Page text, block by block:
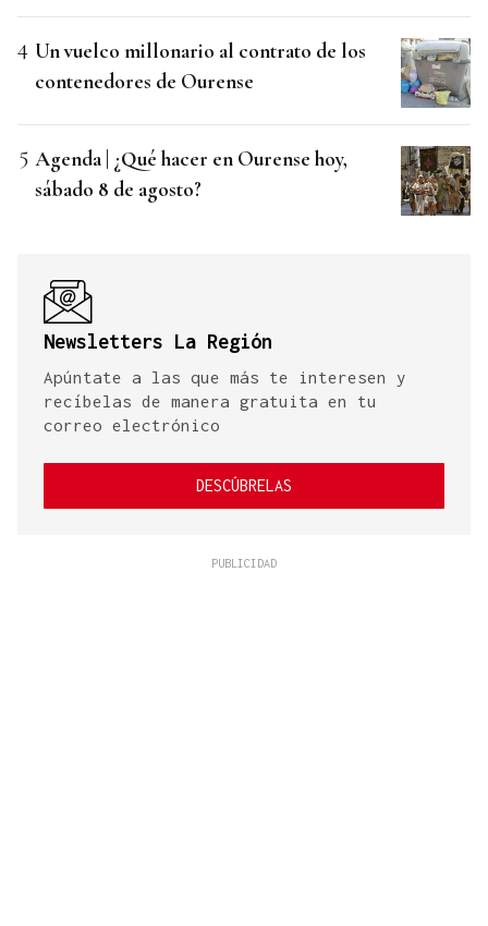
Un vuelco millonario al contrato de los
contenedores de Ourense
Agenda | ¿Qué hacer en Ourense hoy,
sábado 8 de agosto?
Newsletters La Región
Apúntate a las que más te interesen y
recíbelas de manera gratuita en tu
correo electrónico
DESCÚBRELAS